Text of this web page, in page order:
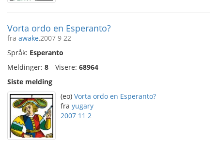
Vorta ordo en Esperanto?
fra awake,2007 9 22
Språk: Esperanto
Meldinger: 8 Visere: 68964
Siste melding
(eo) Vorta ordo en Esperanto?
fra yugary
2007 11 2